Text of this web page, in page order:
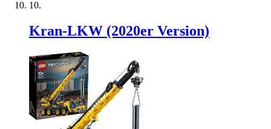
Kran-LKW (2020er Version)